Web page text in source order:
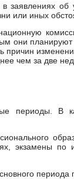
заявлениях
или иных
они
причин
чем за две
периоды. В
экзамены
периода